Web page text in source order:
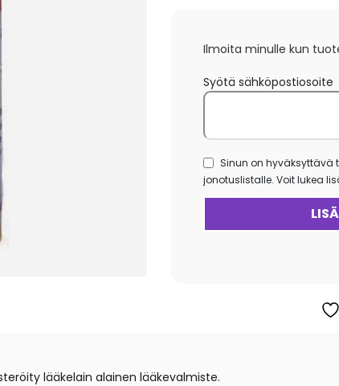
Ilmoita minulle kun
Syötä sähköpostiosoite
Sinun on hyväksyttävä
jonotuslistalle. Voit lukea
lääkelain alainen lääkevalmiste.